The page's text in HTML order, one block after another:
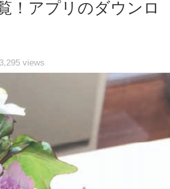
！アプリのダウンロ
3,295 views